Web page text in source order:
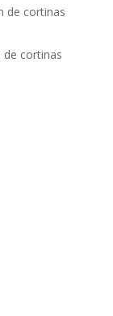
de cortinas
de cortinas